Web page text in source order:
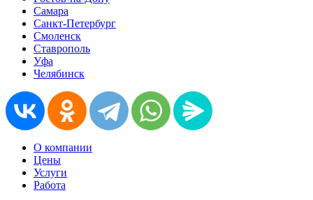
Самара
Санкт-Петербург
Смоленск
Ставрополь
Уфа
Челябинск
О компании
Цены
Услуги
Работа